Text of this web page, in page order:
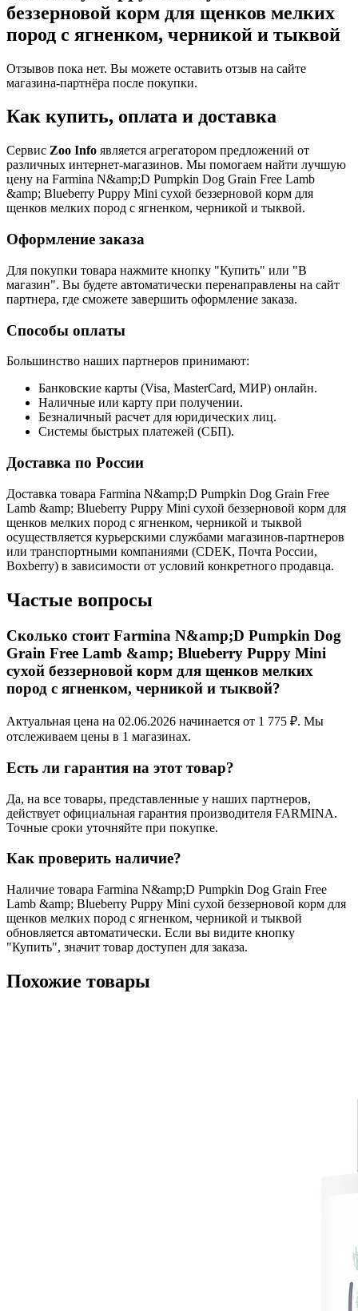
беззерновой корм для щенков мелких
пород с ягненком, черникой и тыквой
Отзывов пока нет. Вы можете оставить отзыв на сайте
магазина-партнёра после покупки.
Как купить, оплата и доставка
Сервис Zoo Info является агрегатором предложений от
различных интернет-магазинов. Мы помогаем найти лучшую
цену на Farmina N&amp;D Pumpkin Dog Grain Free Lamb
&amp; Blueberry Puppy Mini сухой беззерновой корм для
щенков мелких пород с ягненком, черникой и тыквой.
Оформление заказа
Для покупки товара нажмите кнопку "Купить" или "В
магазин". Вы будете автоматически перенаправлены на сайт
партнера, где сможете завершить оформление заказа.
Способы оплаты
Большинство наших партнеров принимают:
Банковские карты (Visa, MasterCard, МИР) онлайн.
Наличные или карту при получении.
Безналичный расчет для юридических лиц.
Системы быстрых платежей (СБП).
Доставка по России
Доставка товара Farmina N&amp;D Pumpkin Dog Grain Free
Lamb &amp; Blueberry Puppy Mini сухой беззерновой корм для
щенков мелких пород с ягненком, черникой и тыквой
осуществляется курьерскими службами магазинов-партнеров
или транспортными компаниями (CDEK, Почта России,
Boxberry) в зависимости от условий конкретного продавца.
Частые вопросы
Сколько стоит Farmina N&amp;D Pumpkin Dog
Grain Free Lamb &amp; Blueberry Puppy Mini
сухой беззерновой корм для щенков мелких
пород с ягненком, черникой и тыквой?
Актуальная цена на 02.06.2026 начинается от 1 775 ₽. Мы
отслеживаем цены в 1 магазинах.
Есть ли гарантия на этот товар?
Да, на все товары, представленные у наших партнеров,
действует официальная гарантия производителя FARMINA.
Точные сроки уточняйте при покупке.
Как проверить наличие?
Наличие товара Farmina N&amp;D Pumpkin Dog Grain Free
Lamb &amp; Blueberry Puppy Mini сухой беззерновой корм для
щенков мелких пород с ягненком, черникой и тыквой
обновляется автоматически. Если вы видите кнопку
"Купить", значит товар доступен для заказа.
Похожие товары